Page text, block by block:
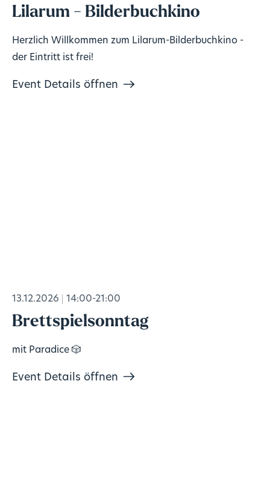
Lilarum - Bilderbuchkino
Herzlich Willkommen zum Lilarum-Bilderbuchkino -
der Eintritt ist frei!
Event Details öffnen
13.12.2026 14:00-21:00
Brettspielsonntag
mit Paradice 🎲
Event Details öffnen